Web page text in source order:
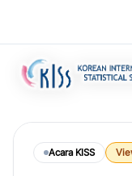
Acara KISS